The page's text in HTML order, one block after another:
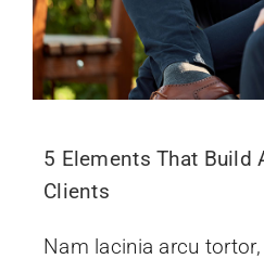
5 Elements That Build
Clients
Nam lacinia arcu